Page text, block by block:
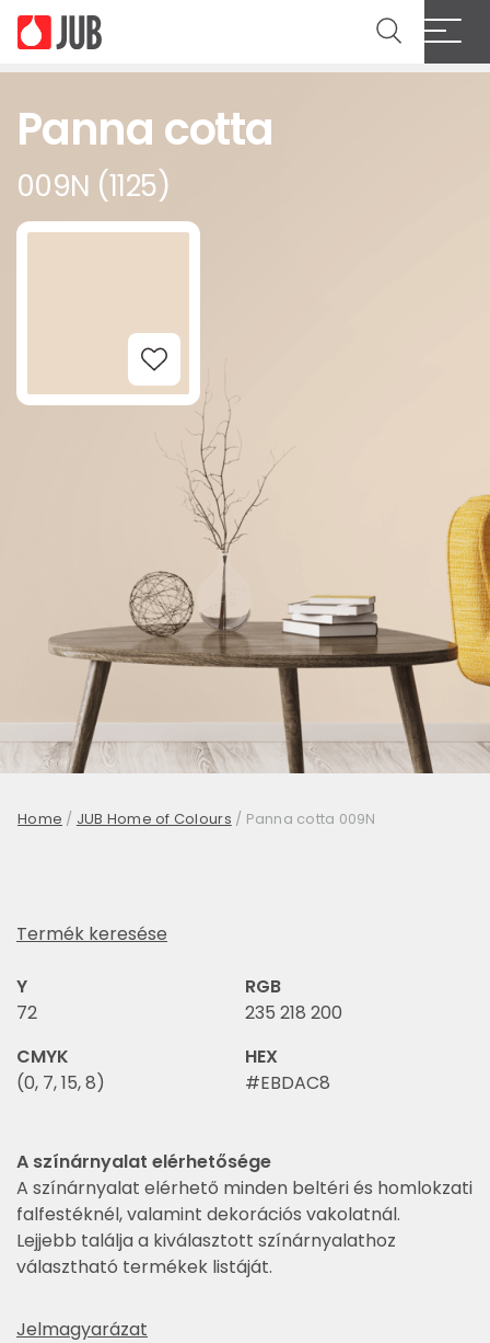
Panna cotta
009N (1125)
Add to Wishlist
Home / JUB Home of Colours / Panna cotta 009N
Termék keresése
Y
72
RGB
235 218 200
CMYK
(0, 7, 15, 8)
HEX
#EBDAC8
A színárnyalat elérhetősége
A színárnyalat elérhető minden beltéri és homlokzati
falfestéknél, valamint dekorációs vakolatnál.
Lejjebb találja a kiválasztott színárnyalathoz
választható termékek listáját.
Jelmagyarázat